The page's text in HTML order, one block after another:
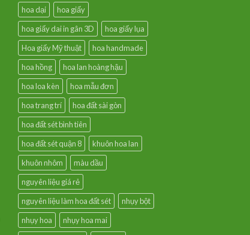
hoa dại
hoa giấy
hoa giấy dai in gân 3D
hoa giấy lụa
Hoa giấy Mỹ thuật
hoa handmade
hoa hồng
hoa lan hoàng hậu
hoa loa kèn
hoa mẫu đơn
hoa trang trí
hoa đất sài gòn
hoa đất sét bình tiên
hoa đất sét quận 8
khuôn hoa lan
khuôn nhôm
màu dầu
nguyên liệu giá rẻ
nguyên liệu làm hoa đất sét
nhụy bột
nhụy hoa
nhụy hoa mai